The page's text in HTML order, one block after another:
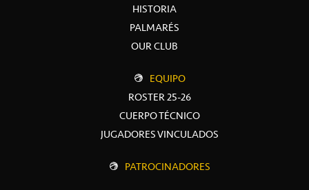
HISTORIA
PALMARÉS
OUR CLUB
EQUIPO
ROSTER 25-26
CUERPO TÉCNICO
JUGADORES VINCULADOS
PATROCINADORES